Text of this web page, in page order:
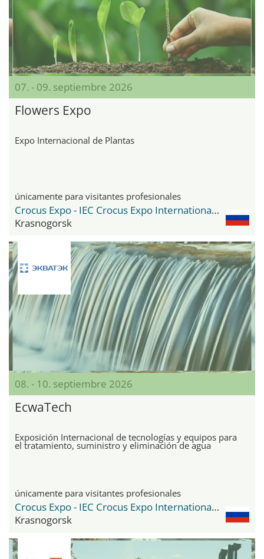
07. - 09. septiembre 2026
Flowers Expo
Expo Internacional de Plantas
únicamente para visitantes profesionales
Crocus Expo - IEC Crocus Expo International Exhibition Centre
Krasnogorsk
08. - 10. septiembre 2026
EcwaTech
Exposición Internacional de tecnologías y equipos para
el tratamiento, suministro y eliminación de agua
únicamente para visitantes profesionales
Crocus Expo - IEC Crocus Expo International Exhibition Centre
Krasnogorsk